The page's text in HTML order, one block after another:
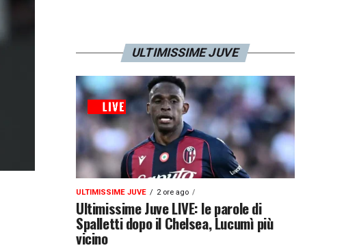
ULTIMISSIME JUVE
ULTIMISSIME JUVE 2 ore ago
Ultimissime Juve LIVE: le parole di
Spalletti dopo il Chelsea, Lucumì più
vicino